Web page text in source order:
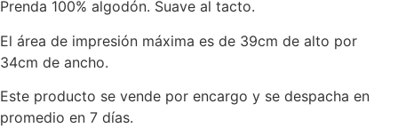
Prenda 100% algodón. Suave al tacto.
El área de impresión máxima es de 39cm de alto por
34cm de ancho.
Este producto se vende por encargo y se despacha en
promedio en 7 días.